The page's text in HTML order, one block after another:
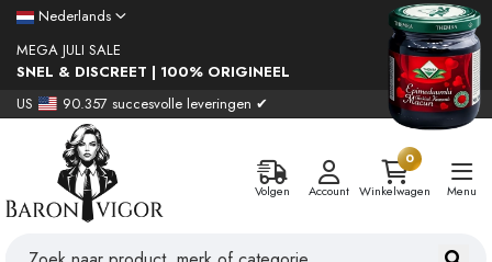
Nederlands
MEGA JULI SALE
SNEL & DISCREET | 100% ORIGINEEL
US
90.357 succesvolle leveringen ✔
Volgen Account
0
Winkelwagen
Menu